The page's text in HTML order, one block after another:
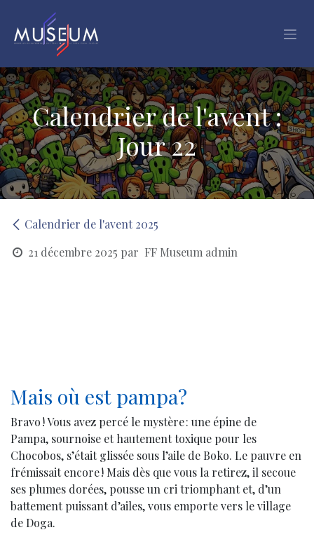
Calendrier de l'avent :
Jour 22
Calendrier de l'avent 2025
21 décembre 2025 par FF Museum admin
Mais où est pampa?
Bravo ! Vous avez percé le mystère : une épine de
Pampa, sournoise et hautement toxique pour les
Chocobos, s’était glissée sous l’aile de Boko. Le pauvre en
frémissait encore ! Mais dès que vous la retirez, il secoue
ses plumes dorées, pousse un cri triomphant et, d’un
battement puissant d’ailes, vous emporte vers le village
de Doga.